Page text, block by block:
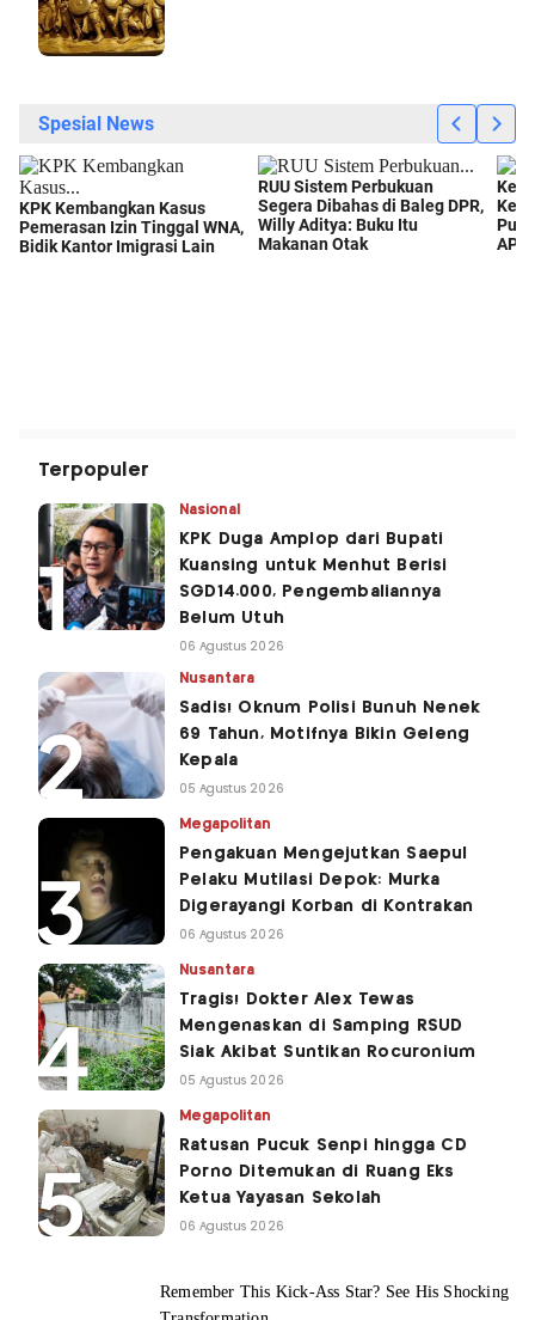
Terpopuler
Nasional
KPK Duga Amplop dari Bupati
Kuansing untuk Menhut Berisi
SGD14.000, Pengembaliannya
Belum Utuh
06 Agustus 2026
Nusantara
Sadis! Oknum Polisi Bunuh Nenek
69 Tahun, Motifnya Bikin Geleng
Kepala
05 Agustus 2026
Megapolitan
Pengakuan Mengejutkan Saepul
Pelaku Mutilasi Depok: Murka
Digerayangi Korban di Kontrakan
06 Agustus 2026
Nusantara
Tragis! Dokter Alex Tewas
Mengenaskan di Samping RSUD
Siak Akibat Suntikan Rocuronium
05 Agustus 2026
Megapolitan
Ratusan Pucuk Senpi hingga CD
Porno Ditemukan di Ruang Eks
Ketua Yayasan Sekolah
06 Agustus 2026